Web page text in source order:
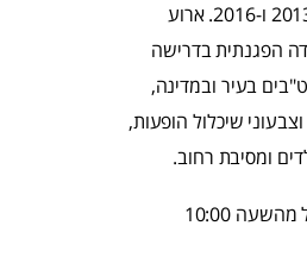
הגאווה כבר בשנים 2012, 2013 ו-2016. ארוע
הפגנתית בדרישה
בעיר ובמדינה,
שיכלול הופעות,
ומסיבת רחוב.